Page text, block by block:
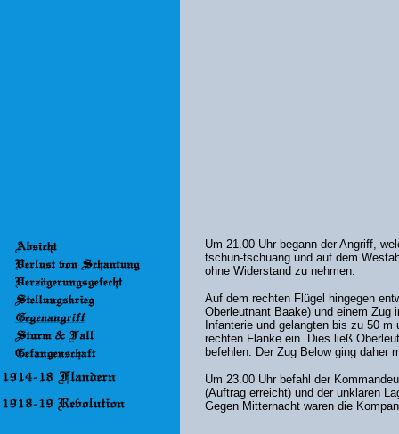
Um 21.00 Uhr begann der Angriff,
tschun-tschuang und auf dem
ohne Widerstand zu nehmen.
Auf dem rechten Flügel hingegen
Oberleutnant Baake) und einem Zug
Infanterie und gelangten bis zu 50
rechten Flanke ein. Dies ließ
befehlen. Der Zug Below ging daher
Um 23.00 Uhr befahl der
(Auftrag erreicht) und der unklaren
Gegen Mitternacht waren die